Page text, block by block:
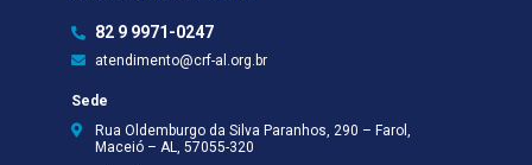
82 9 9971-0247
atendimento@crf-al.org.br
Sede
Rua Oldemburgo da Silva Paranhos, 290 – Farol,
Maceió – AL, 57055-320